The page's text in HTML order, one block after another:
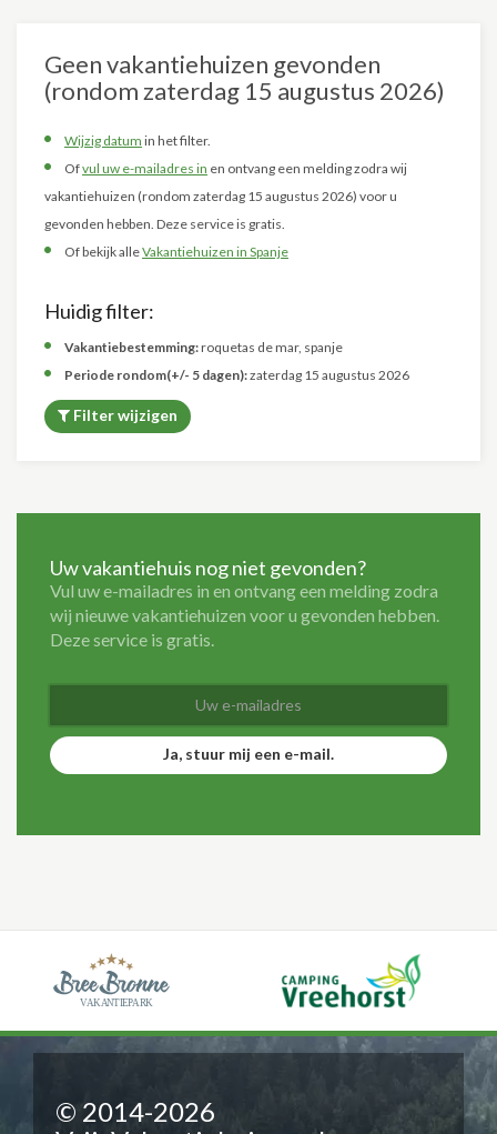
Geen vakantiehuizen gevonden
(rondom zaterdag 15 augustus 2026)
Wijzig datum in het filter.
Ofvul uw e-mailadres in en ontvang een melding zodra wij
vakantiehuizen (rondom zaterdag 15 augustus 2026) voor u
gevonden hebben. Deze service is gratis.
Of bekijk alleVakantiehuizen in Spanje
Huidig filter:
Vakantiebestemming:roquetas de mar, spanje
Periode rondom(+/- 5 dagen):zaterdag 15 augustus 2026
Filter wijzigen
Uw vakantiehuis nog niet gevonden?
Vul uw e-mailadres in en ontvang een melding zodra
wij nieuwe vakantiehuizen voor u gevonden hebben.
Deze service is gratis.
Ja, stuur mij een e-mail.
© 2014-2026